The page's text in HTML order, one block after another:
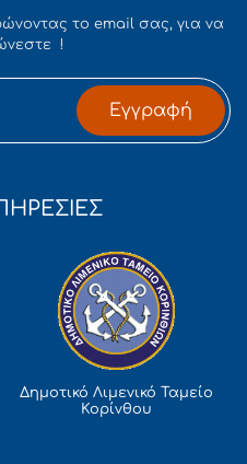
το email σας, για να
!
Εγγραφή
Δημοτικό Λιμενικό Ταμείο
Κορίνθου